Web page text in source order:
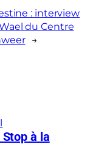
: interview
du Centre
→
à la